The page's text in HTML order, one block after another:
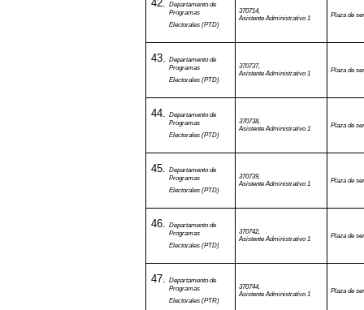
Departamento de
Programas
Electorales (PTD)
370714,
Asistente Administrativo 1
Plaza de
Departamento de
Programas
Electorales (PTD)
370737,
Asistente Administrativo 1
Plaza de
Departamento de
Programas
Electorales (PTD)
370738,
Asistente Administrativo 1
Plaza de
Departamento de
Programas
Electorales (PTD)
370739,
Asistente Administrativo 1
Plaza de
Departamento de
Programas
Electorales (PTD)
370742,
Asistente Administrativo 1
Plaza de
Departamento de
Programas
Electorales (PTR)
370744,
Asistente Administrativo 1
Plaza de